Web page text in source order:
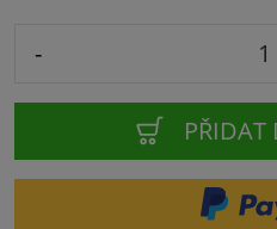
-
PŘIDAT